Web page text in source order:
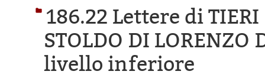
186.22 Lettere di TIERI
STOLDO DI LORENZO
livello inferiore